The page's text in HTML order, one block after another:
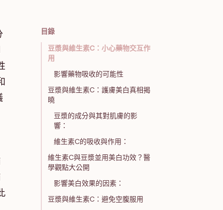
目錄
豆漿與維生素C：小心藥物交互作
用
影響藥物吸收的可能性
豆漿與維生素C：護膚美白真相揭
曉
豆漿的成分與其對肌膚的影
響：
維生素C的吸收與作用：
維生素C與豆漿並用美白功效？醫
學觀點大公開
影響美白效果的因素：
豆漿與維生素C：避免空腹服用